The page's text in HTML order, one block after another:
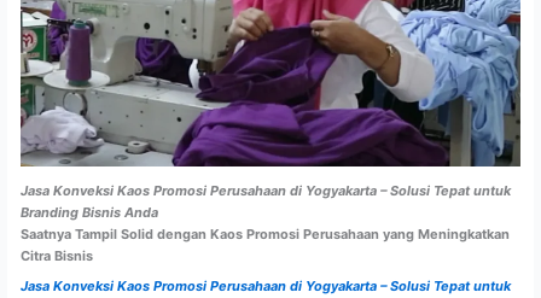
Jasa Konveksi Kaos Promosi Perusahaan di Yogyakarta – Solusi Tepat untuk
Branding Bisnis Anda
Saatnya Tampil Solid dengan Kaos Promosi Perusahaan yang Meningkatkan
Citra Bisnis
Jasa Konveksi Kaos Promosi Perusahaan di Yogyakarta – Solusi Tepat untuk